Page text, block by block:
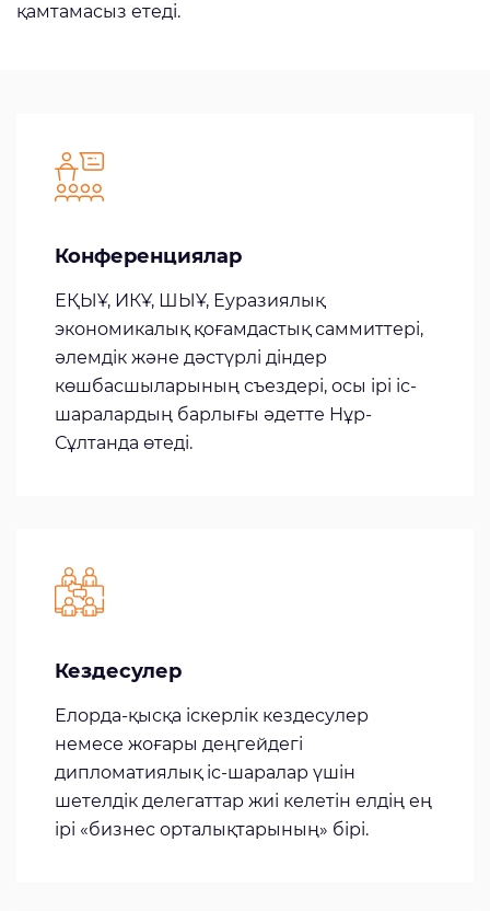
қамтамасыз етеді.
Конференциялар
ЕҚЫҰ, ИКҰ, ШЫҰ, Еуразиялық
экономикалық қоғамдастық саммиттері,
әлемдік және дәстүрлі діндер
көшбасшыларының съездері, осы ірі іс-
шаралардың барлығы әдетте Нұр-
Сұлтанда өтеді.
Кездесулер
Елорда-қысқа іскерлік кездесулер
немесе жоғары деңгейдегі
дипломатиялық іс-шаралар үшін
шетелдік делегаттар жиі келетін елдің ең
ірі «бизнес орталықтарының» бірі.